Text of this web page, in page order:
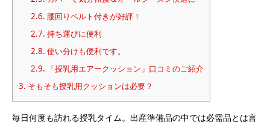
2.6. 腰回りベルト付きが好評！
2.7. 持ち運びに便利
2.8. 使い分けも便利です。
2.9. 「授乳用エアークッション」口コミのご紹介
3. そもそも授乳用クッションは必要？
毎日何度も訪れる授乳タイム。出産準備品の中では必需品とは言